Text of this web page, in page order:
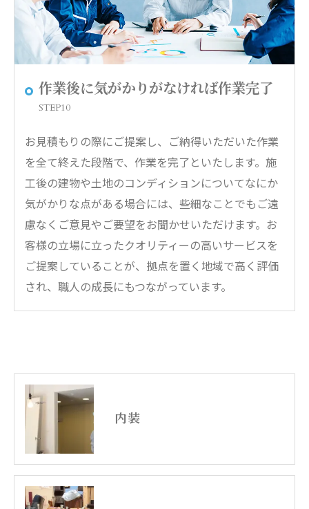
作業後に気がかりがなければ作業完了
STEP10
お見積もりの際にご提案し、ご納得いただいた作業
を全て終えた段階で、作業を完了といたします。施
工後の建物や土地のコンディションについてなにか
気がかりな点がある場合には、些細なことでもご遠
慮なくご意見やご要望をお聞かせいただけます。お
客様の立場に立ったクオリティーの高いサービスを
ご提案していることが、拠点を置く地域で高く評価
され、職人の成長にもつながっています。
内装